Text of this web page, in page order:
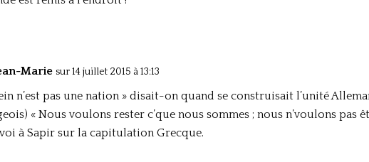
Marie sur 14 juillet 2015 à 13:13
n’est pas une nation » disait-on quand se construisait l’unité
« Nous voulons rester c’que nous sommes ; nous n’voulons pas
à Sapir sur la capitulation Grecque.